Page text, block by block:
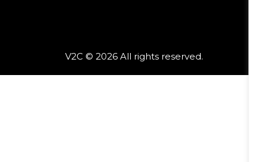
V2C © 2026 All rights reserved.